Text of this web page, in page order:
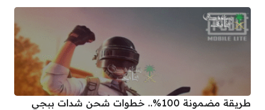
طريقة مضمونة 100%.. خطوات شحن شدات ببجي